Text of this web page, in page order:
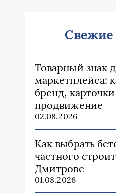
Свежие
Товарный знак
маркетплейса:
бренд,
продвижение
02.08.2026
Как выбрать
частного
Дмитрове
01.08.2026